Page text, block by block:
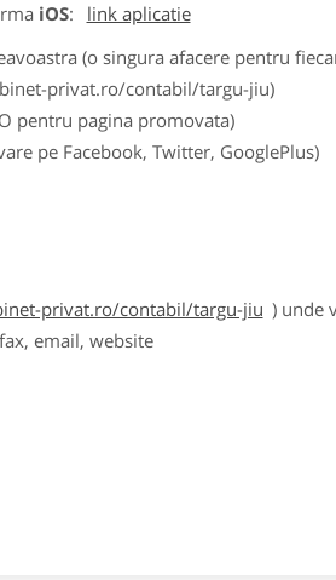
iOS:
link aplicatie
(o singura afacere pentru
privat.ro/contabil/targu-jiu)
pentru pagina promovata)
pe Facebook, Twitter, GooglePlus)
privat.ro/contabil/targu-jiu ) unde
email, website